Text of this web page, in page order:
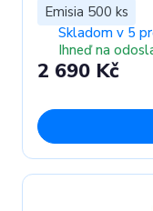
Emisia 500 ks
Skladom v 5
Ihneď na
2 690 Kč